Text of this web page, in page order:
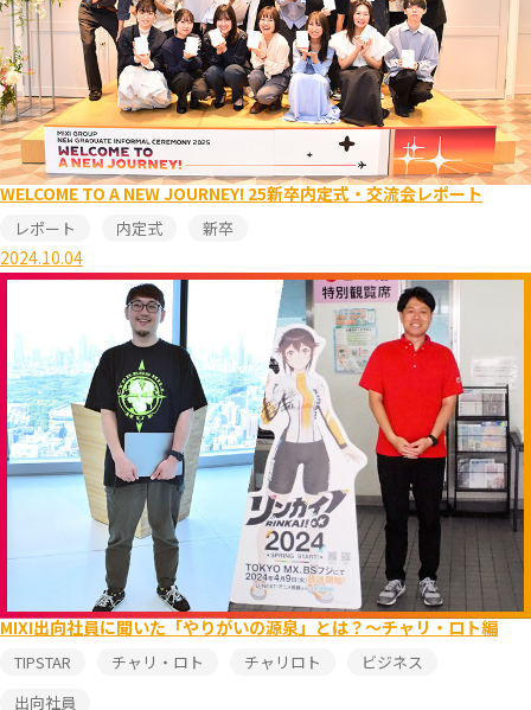
WELCOME TO A NEW JOURNEY! 25新卒内定式・交流会レポート
レポート 内定式 新卒
2024.10.04
MIXI出向社員に聞いた「やりがいの源泉」とは？～チャリ・ロト編
TIPSTAR チャリ・ロト チャリロト
ビジネス
出向社員